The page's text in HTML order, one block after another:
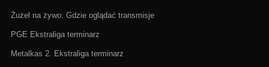
Żużel na żywo: Gdzie oglądać transmisje
PGE Ekstraliga terminarz
Metalkas 2. Ekstraliga terminarz